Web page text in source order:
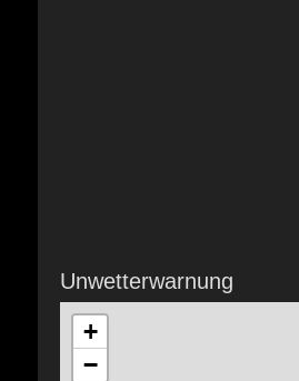
Unwetterwarnung
+
−